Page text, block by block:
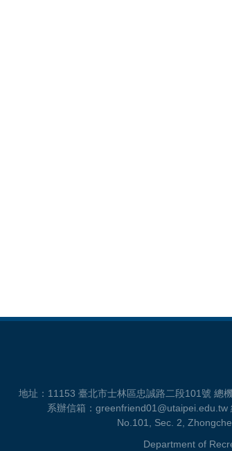
地址：11153 臺北市士林區忠誠路二段101號
系辦信箱：
No.101, Sec. 2,
Department of